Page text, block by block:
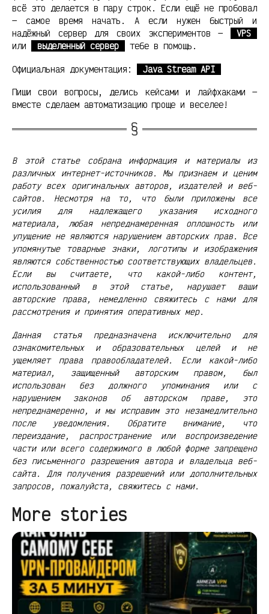
всё это делается в пару строк. Если ещё не пробовал
— самое время начать. А если нужен быстрый и
надёжный сервер для своих экспериментов —
VPS
или
выделенный сервер тебе в помощь.
Официальная документация: Java Stream API
Пиши свои вопросы, делись кейсами и лайфхаками —
вместе сделаем автоматизацию проще и веселее!
В этой статье собрана информация и материалы из
различных интернет-источников. Мы признаем и ценим
работу всех оригинальных авторов, издателей и веб-
сайтов. Несмотря на то, что были приложены все
усилия для надлежащего указания исходного
материала, любая непреднамеренная оплошность или
упущение не являются нарушением авторских прав. Все
упомянутые товарные знаки, логотипы и изображения
являются собственностью соответствующих владельцев.
Если вы считаете, что какой-либо контент,
использованный в этой статье, нарушает ваши
авторские права, немедленно свяжитесь с нами для
рассмотрения и принятия оперативных мер.
Данная статья предназначена исключительно для
ознакомительных и образовательных целей и не
ущемляет права правообладателей. Если какой-либо
материал, защищенный авторским правом, был
использован без должного упоминания или с
нарушением законов об авторском праве, это
непреднамеренно, и мы исправим это незамедлительно
после уведомления. Обратите внимание, что
переиздание, распространение или воспроизведение
части или всего содержимого в любой форме запрещено
без письменного разрешения автора и владельца веб-
сайта. Для получения разрешений или дополнительных
запросов, пожалуйста, свяжитесь с нами.
More stories